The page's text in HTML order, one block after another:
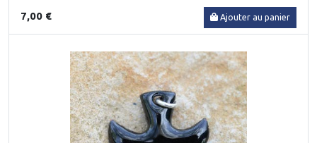
7,00 € Ajouter au panier